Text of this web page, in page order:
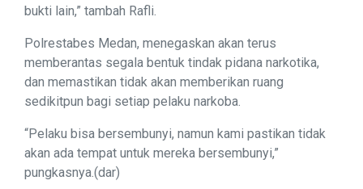
bukti lain,” tambah Rafli.
Polrestabes Medan, menegaskan akan terus
memberantas segala bentuk tindak pidana narkotika,
dan memastikan tidak akan memberikan ruang
sedikitpun bagi setiap pelaku narkoba.
“Pelaku bisa bersembunyi, namun kami pastikan tidak
akan ada tempat untuk mereka bersembunyi,”
pungkasnya.(dar)